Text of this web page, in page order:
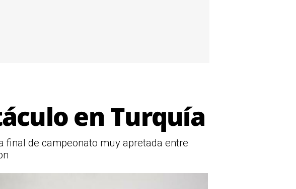
en Turquía
final de campeonato muy apretada entre